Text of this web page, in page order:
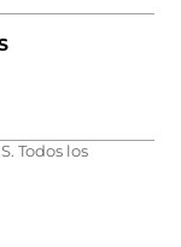
Todos los